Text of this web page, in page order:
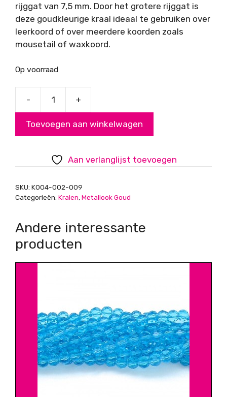
rijggat van 7,5 mm. Door het grotere rijggat is
deze goudkleurige kraal ideaal te gebruiken over
leerkoord of over meerdere koorden zoals
mousetail of waxkoord.
Op voorraad
-
goud
vorm
aantal
+
Toevoegen aan winkelwagen
Aan verlanglijst toevoegen
SKU: K004-002-009
Categorieën: Kralen,Metallook Goud
Andere interessante
producten